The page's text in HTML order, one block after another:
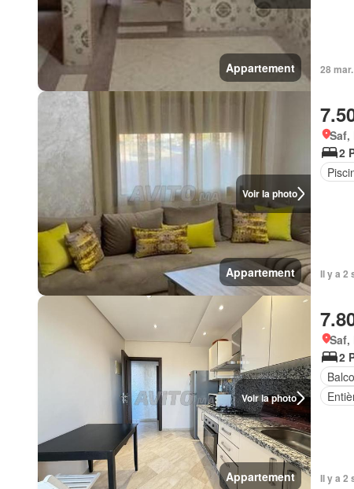
Appartement 28
Voir la photo
Appartement
Saf,
2
Il y a 2
Voir la photo
Appartement
Saf,
2
Il y a 2